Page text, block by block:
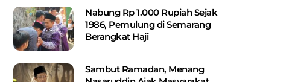
Nabung Rp 1.000 Rupiah Sejak
1986, Pemulung di Semarang
Berangkat Haji
Sambut Ramadan, Menang